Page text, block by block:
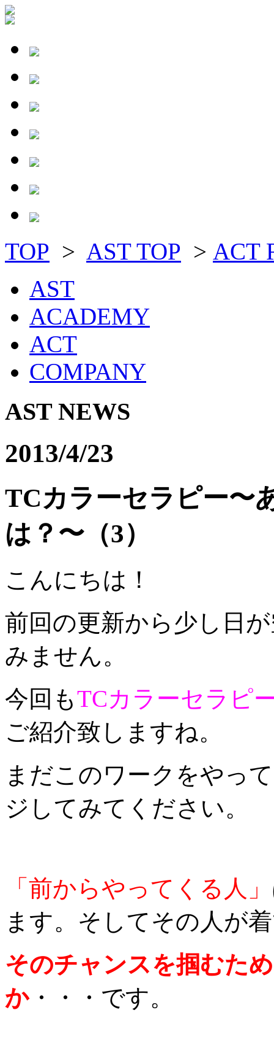
TOP > AST TOP > ACT
AST
ACADEMY
ACT
COMPANY
AST NEWS
2013/4/23
TCカラーセラピー〜
は？〜（3）
こんにちは！
前回の更新から少し日
みません。
今回もTCカラーセラピ
ご紹介致しますね。
まだこのワークをやっ
ジしてみてください。
「前からやってくる人」
ます。そしてその人が
そのチャンスを掴むた
か・・・です。